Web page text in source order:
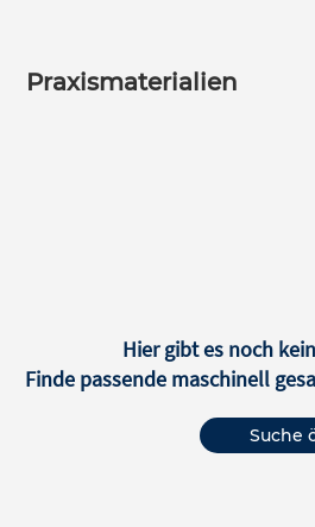
Praxismaterialien
Hier gibt es noch
Finde passende maschinell
Suche